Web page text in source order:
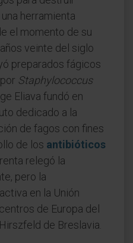
herramienta
el momento de su
veinte del siglo
preparados fágicos
Staphylococcus
Eliava fundó en
dedicado a la
de fagos con fines
de los antibióticos
relegó la
pero la
en la Unión
de Europa del
de Breslavia.